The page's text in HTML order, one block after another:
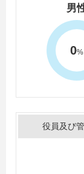
男
0%
役員及び